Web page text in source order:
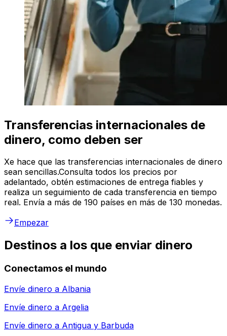
Transferencias internacionales de
dinero, como deben ser
Xe hace que las transferencias internacionales de dinero
sean sencillas.Consulta todos los precios por
adelantado, obtén estimaciones de entrega fiables y
realiza un seguimiento de cada transferencia en tiempo
real. Envía a más de 190 países en más de 130 monedas.
Empezar
Destinos a los que enviar dinero
Conectamos el mundo
Envíe dinero a Albania
Envíe dinero a Argelia
Envíe dinero a Antigua y Barbuda